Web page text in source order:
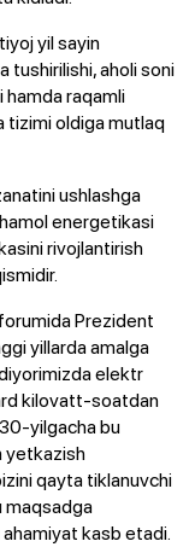
yil sayin
tushirilishi, aholi soni
hamda raqamli
tizimi oldiga mutlaq
ushlashga
energetikasi
rivojlantirish
Prezident
yillarda amalga
elektr
kilovatt-soatdan
yilgacha bu
yetkazish
qayta tiklanuvchi
maqsadga
kasb etadi.